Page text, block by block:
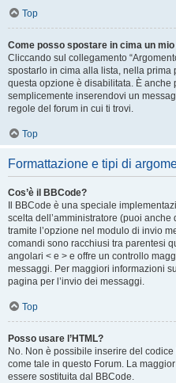
Top
Come posso spostare in cima un
Cliccando sul collegamento
spostarlo in cima alla lista, nella prima
questa opzione è disabilitata. È
semplicemente inserendovi un
regole del forum in cui ti trovi.
Top
Formattazione e tipi di
Cos’è il BBCode?
Il BBCode è una speciale
scelta dell’amministratore (puoi
tramite l’opzione nel modulo di invio
comandi sono racchiusi tra parentesi
angolari < e > e offre un controllo
messaggi. Per maggiori informazioni
pagina per l’invio dei messaggi.
Top
Posso usare l’HTML?
No. Non è possibile inserire del
come tale in questo Forum. La
essere sostituita dal BBCode.